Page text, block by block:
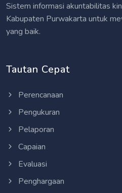
Sistem informasi akuntabilitas
Kabupaten Purwakarta untuk
yang baik.
Tautan Cepat
Perencanaan
Pengukuran
Pelaporan
Capaian
Evaluasi
Penghargaan